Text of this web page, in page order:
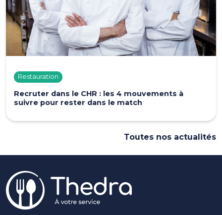
Restauration
Recruter dans le CHR : les 4 mouvements à
suivre pour rester dans le match
Toutes nos actualités